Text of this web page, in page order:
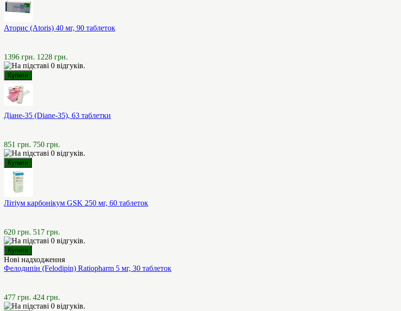
Аторис (Atoris) 40 мг, 90 таблеток
1396 грн. 1228 грн.
Діане-35 (Diane-35), 63 таблетки
851 грн. 750 грн.
Літіум карбонікум GSK 250 мг, 60 таблеток
620 грн. 517 грн.
Нові надходження
Фелодипін (Felodipin) Ratiopharm 5 мг, 30 таблеток
477 грн. 424 грн.